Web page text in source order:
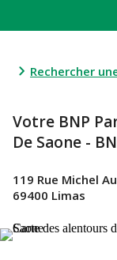
Rechercher
Votre BNP
De Saone -
119 Rue Michel
69400 Limas